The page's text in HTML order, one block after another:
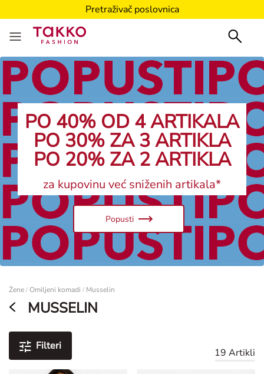
Pretraživač poslovnica
PO 40% OD 4 ARTIKALA
PO 30% ZA 3 ARTIKLA
PO 20% ZA 2 ARTIKLA
za kupovinu već sniženih artikala*
Popusti
Žene / Omiljeni komadi / Musselin
MUSSELIN
Filteri
19 Artikli